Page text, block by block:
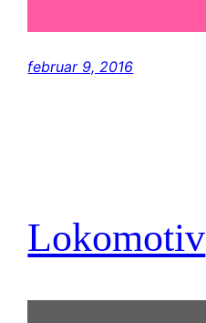
februar 9, 2016
Lokomotiv